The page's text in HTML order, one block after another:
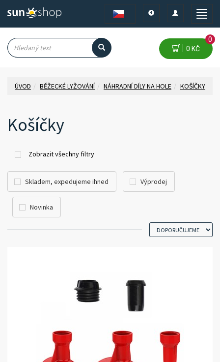
Toggle
Toggle
navigation
Toggle
0 KČ
0
ÚVOD BĚŽECKÉ LYŽOVÁNÍ NÁHRADNÍ DÍLY NA HOLE KOŠÍČKY
Košíčky
Zobrazit všechny filtry
Skladem, expedujeme ihned Výprodej
Novinka